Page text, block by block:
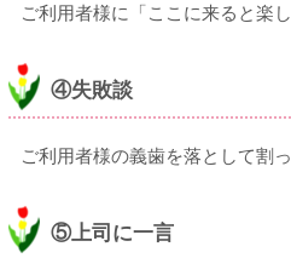
ご利用者様に「ここに来ると楽
④失敗談
ご利用者様の義歯を落として割
⑤上司に一言